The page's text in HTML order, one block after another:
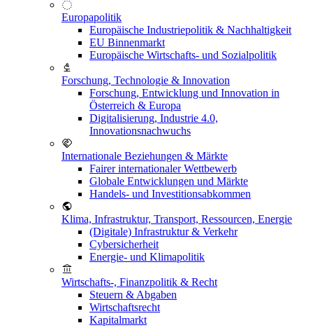
Europapolitik
Europäische Industriepolitik & Nachhaltigkeit
EU Binnenmarkt
Europäische Wirtschafts- und Sozialpolitik
Forschung, Technologie & Innovation
Forschung, Entwicklung und Innovation in
Österreich & Europa
Digitalisierung, Industrie 4.0,
Innovationsnachwuchs
Internationale Beziehungen & Märkte
Fairer internationaler Wettbewerb
Globale Entwicklungen und Märkte
Handels- und Investitionsabkommen
Klima, Infrastruktur, Transport, Ressourcen, Energie
(Digitale) Infrastruktur & Verkehr
Cybersicherheit
Energie- und Klimapolitik
Wirtschafts-, Finanzpolitik & Recht
Steuern & Abgaben
Wirtschaftsrecht
Kapitalmarkt